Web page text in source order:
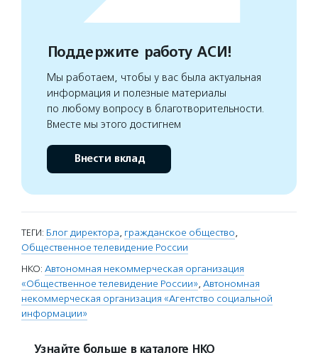
Поддержите работу АСИ!
Мы работаем, чтобы у вас была актуальная
информация и полезные материалы
по любому вопросу в благотворительности.
Вместе мы этого достигнем
Внести вклад
ТЕГИ: Блог директора, гражданское общество,
Общественное телевидение России
НКО: Автономная некоммерческая организация
«Общественное телевидение России», Автономная
некоммерческая организация «Агентство социальной
информации»
Узнайте больше в каталоге НКО